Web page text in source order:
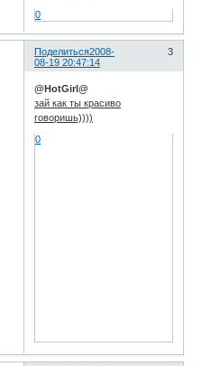
0
Поделиться 3
2008-
08-19 20:47:14
@HotGirl@
зай как ты красиво
говоришь))))
0